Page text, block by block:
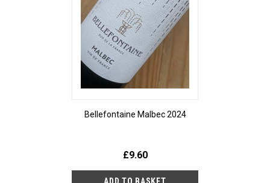
Bellefontaine Malbec 2024
£9.60